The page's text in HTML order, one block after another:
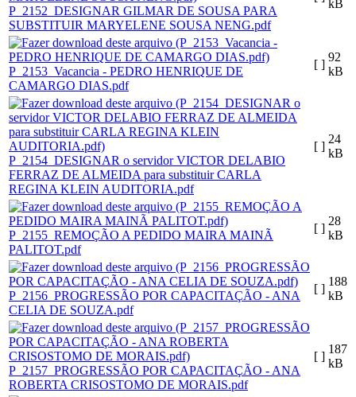
P_2152_DESIGNAR GILMAR DE SOUSA PARA
SUBSTITUIR MARYELENE SOUSA NENG.pdf
kB
P_2153_Vacancia - PEDRO HENRIQUE DE
CAMARGO DIAS.pdf
[ ]
92
kB
P_2154_DESIGNAR o servidor VICTOR DELABIO
FERRAZ DE ALMEIDA para substituir CARLA
REGINA KLEIN AUDITORIA.pdf
[ ]
24
kB
P_2155_REMOÇÃO A PEDIDO MAIRA MAINÃ
PALITOT.pdf
[ ]
28
kB
P_2156_PROGRESSÃO POR CAPACITAÇÃO - ANA
CELIA DE SOUZA.pdf
[ ]
188
kB
P_2157_PROGRESSÃO POR CAPACITAÇÃO - ANA
ROBERTA CRISOSTOMO DE MORAIS.pdf
[ ]
187
kB